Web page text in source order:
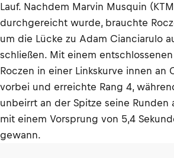
Lauf. Nachdem Marvin Musquin
durchgereicht wurde, brauchte
um die Lücke zu Adam Cianciarulo
schließen. Mit einem
Roczen in einer Linkskurve innen an
vorbei und erreichte Rang 4,
unbeirrt an der Spitze seine Runden
mit einem Vorsprung von 5,4
gewann.